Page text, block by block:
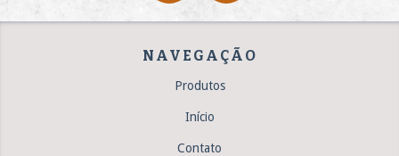
NAVEGAÇÃO
Produtos
Início
Contato